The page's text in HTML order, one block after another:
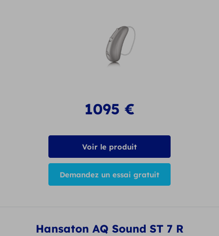
1095 €
Voir le produit
Demandez un essai gratuit
Hansaton AQ Sound ST 7 R